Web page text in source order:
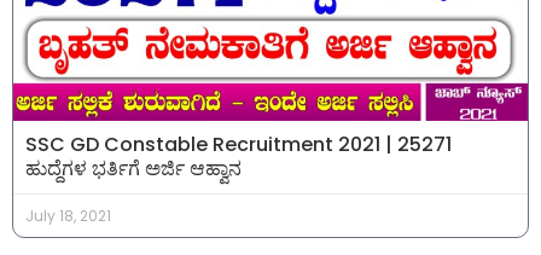
SSC GD Constable Recruitment 2021 | 25271
ಹುದ್ದೆಗಳ ಭರ್ತಿಗೆ ಅರ್ಜಿ ಆಹ್ವಾನ
July 18, 2021